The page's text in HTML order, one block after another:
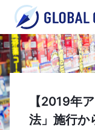
【2019年
法」施行か